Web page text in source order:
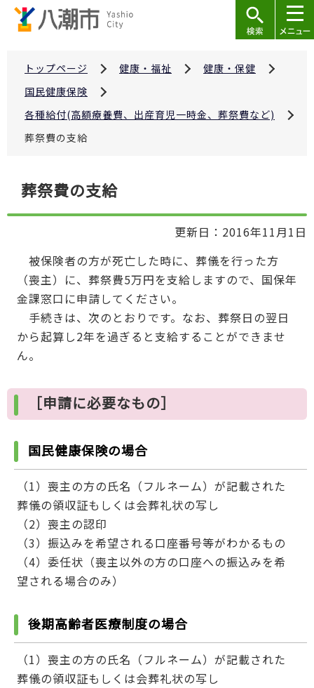
トップページ 健康・福祉
健康・保健
国民健康保険
各種給付(高額療養費、出産育児一時金、葬祭費など)
葬祭費の支給
こ
葬祭費の支給
更新日：2016年11月1日
被保険者の方が死亡した時に、葬儀を行った方
（喪主）に、葬祭費5万円を支給しますので、国保年
金課窓口に申請してください。
手続きは、次のとおりです。なお、葬祭日の翌日
から起算し2年を過ぎると支給することができませ
ん。
［申請に必要なもの］
国民健康保険の場合
（1）喪主の方の氏名（フルネーム）が記載された
葬儀の領収証もしくは会葬礼状の写し
（2）喪主の認印
（3）振込みを希望される口座番号等がわかるもの
（4）委任状（喪主以外の方の口座への振込みを希
望される場合のみ）
後期高齢者医療制度の場合
（1）喪主の方の氏名（フルネーム）が記載された
葬儀の領収証もしくは会葬礼状の写し